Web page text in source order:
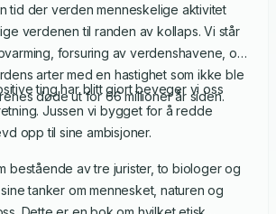
tid der verden menneskelige aktivitet
verdenen til randen av kollaps. Vi står
forsuring av verdenshavene, og
arter med en hastighet som ikke ble
døde ut for 66 millioner år siden.
ting har blitt gjort beveger vi oss
Jussen vi bygget for å redde
opp til sine ambisjoner.
bestående av tre jurister, to biologer og
tanker om mennesket, naturen og